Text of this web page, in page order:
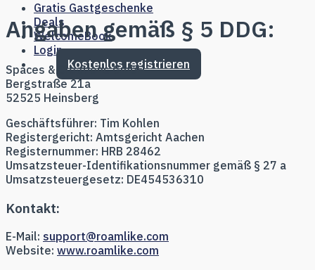
Gratis Gastgeschenke
Deals
WelcomeBook
Login
Kostenlos registrieren
Angaben gemäß § 5 DDG:
Spaces & Creations GmbH
Bergstraße 21a
52525 Heinsberg
Geschäftsführer: Tim Kohlen
Registergericht: Amtsgericht Aachen
Registernummer: HRB 28462
Umsatzsteuer-Identifikationsnummer gemäß § 27 a
Umsatzsteuergesetz: DE454536310
Kontakt:
E-Mail: support@roamlike.com
Website: www.roamlike.com